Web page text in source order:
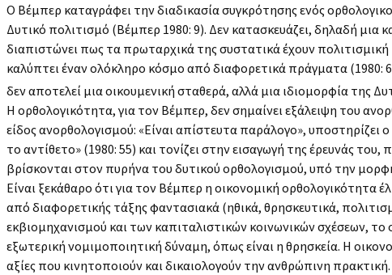
O Βέμπερ καταγράφει την διαδικασία συγκρότησης ενός
Δυτικό πολιτισμό (Βέμπερ 1980: 9). Δεν κατασκευάζει, δηλαδή μια
διαπιστώνει πως τα πρωταρχικά της συστατικά έχουν πολιτισμική
καλύπτει έναν ολόκληρο κόσμο από διαφορετικά πράγματα (1980:
δεν αποτελεί μια οικουμενική σταθερά, αλλά μια ιδιομορφία της
Η ορθολογικότητα, για τον Βέμπερ, δεν σημαίνει εξάλειψη του
είδος ανορθολογισμού: «Είναι απίστευτα παράλογο»,
το αντίθετο» (1980: 55) και τονίζει στην εισαγωγή της έρευνάς
βρίσκονται στον πυρήνα του δυτικού ορθολογισμού, υπό την
Είναι ξεκάθαρο ότι για τον Βέμπερ η οικονομική ορθολογικότητα
από διαφορετικής τάξης φαντασιακά (ηθικά, θρησκευτικά,
εκβιομηχανισμού και των καπιταλιστικών κοινωνικών σχέσεων,
εξωτερική νομιμοποιητική δύναμη, όπως είναι η θρησκεία. Η
αξίες που κινητοποιούν και δικαιολογούν την ανθρώπινη πρακτική.